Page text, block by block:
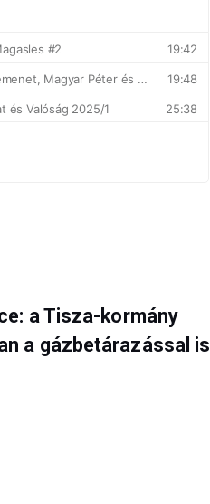
a Tisza-kormány
a gázbetárazással is